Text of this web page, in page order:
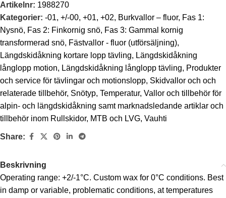
Artikelnr: 1988270
Kategorier: -01, +/-00, +01, +02, Burkvallor – fluor, Fas 1:
Nysnö, Fas 2: Finkornig snö, Fas 3: Gammal kornig
transformerad snö, Fästvallor - fluor (utförsäljning),
Längdskidåkning kortare lopp tävling, Längdskidåkning
långlopp motion, Längdskidåkning långlopp tävling, Produkter
och service för tävlingar och motionslopp, Skidvallor och och
relaterade tillbehör, Snötyp, Temperatur, Vallor och tillbehör för
alpin- och längdskidåkning samt marknadsledande artiklar och
tillbehör inom Rullskidor, MTB och LVG, Vauhti
Share:
Beskrivning
Operating range: +2/-1°C. Custom wax for 0°C conditions. Best
in damp or variable, problematic conditions, at temperatures